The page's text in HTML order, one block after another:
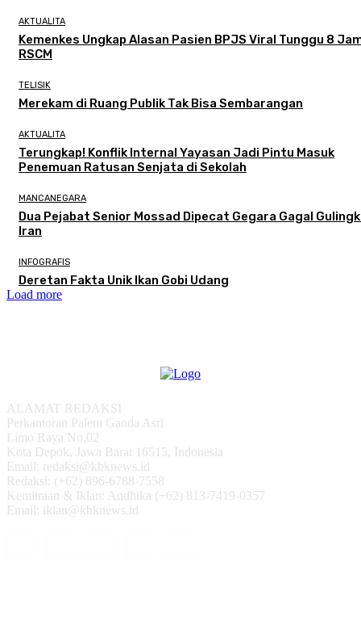
AKTUALITA
Kemenkes Ungkap Alasan Pasien BPJS Viral Tunggu 8
RSCM
TELISIK
Merekam di Ruang Publik Tak Bisa Sembarangan
AKTUALITA
Terungkap! Konflik Internal Yayasan Jadi Pintu Masuk
Penemuan Ratusan Senjata di Sekolah
MANCANEGARA
Dua Pejabat Senior Mossad Dipecat Gegara Gagal
Iran
INFOGRAFIS
Deretan Fakta Unik Ikan Gobi Udang
Load more
ALAMAT REDAKSI
Perkantoran Palem Ganda Asri
Limo Raya No.02
Kota Depok, Jawa Barat 16515, Indonesia
Email: redaksi@kbknews.id
Redaksi: (+62) 896-6788-7558
Kemitraan & Iklan: Andhika (+62) 813-7419-0357
Email: iklan@kbknews.id